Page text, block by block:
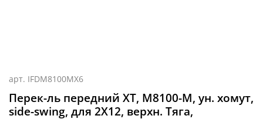
арт. IFDM8100MX6
Перек-ль передний XT, M8100-M, ун. хомут,
side-swing, для 2X12, верхн. Тяга,